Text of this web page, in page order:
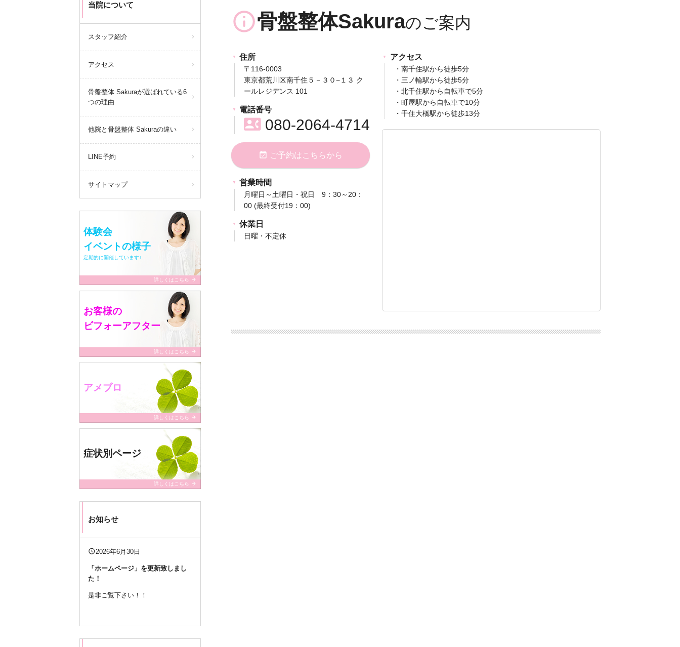
info_outline骨盤整体Sakura
住所
〒116-0003
東京都荒川区南千住５－３０−１３ ク
ールレジデンス 101
電話番号
contact_phone 080-2064-4714
event_available ご予約はこちらから
営業時間
月曜日～土曜日・祝日 9：30～20：
00 (最終受付19：00)
休業日
日曜・不定休
アクセス
・南千住駅から徒歩5分
・三ノ輪駅から徒歩5分
・北千住駅から自転車で5分
・町屋駅から自転車で10分
・千住大橋駅から徒歩13分
当院について
スタッフ紹介
アクセス
骨盤整体 Sakuraが選ばれている6
つの理由
他院と骨盤整体 Sakuraの違い
LINE予約
サイトマップ
体験会
イベントの様子
定期的に開催しています♪
詳しくはこちら arrow_forward
お客様の
ビフォーアフター
詳しくはこちら arrow_forward
アメブロ
詳しくはこちら arrow_forward
症状別ページ
詳しくはこちら arrow_forward
お知らせ
query_builder2026年6月30日
「ホームページ」 を更新致しまし
た！
是非ご覧下さい！！